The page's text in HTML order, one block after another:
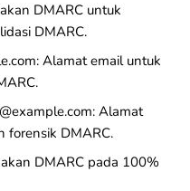
DMARC untuk
DMARC.
Alamat email untuk
Alamat
forensik DMARC.
DMARC pada 100%